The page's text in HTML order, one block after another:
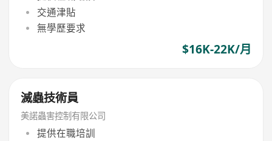
交通津貼
無學歷要求
$16K-22K/月
滅蟲技術員
美諾蟲害控制有限公司
提供在職培訓